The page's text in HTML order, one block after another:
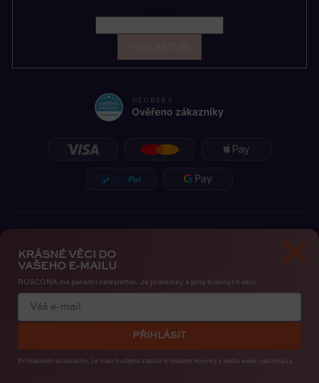
Zásady ochrany osobních údajůCookies
Copyright 2026RUSCONA Česko. Všechna práva vyhrazena.
Upravit nastavení cookies
KRÁSNÉ VĚCI DO
VAŠEHO E-MAILU
RUSCONA má parádní newsletter. Je přátelský a plný krásných věcí.
PŘIHLÁSIT
Přihlášením souhlasíte, že Vám budeme zasílat e-mailem novinky z webu www.ruscona.cz.